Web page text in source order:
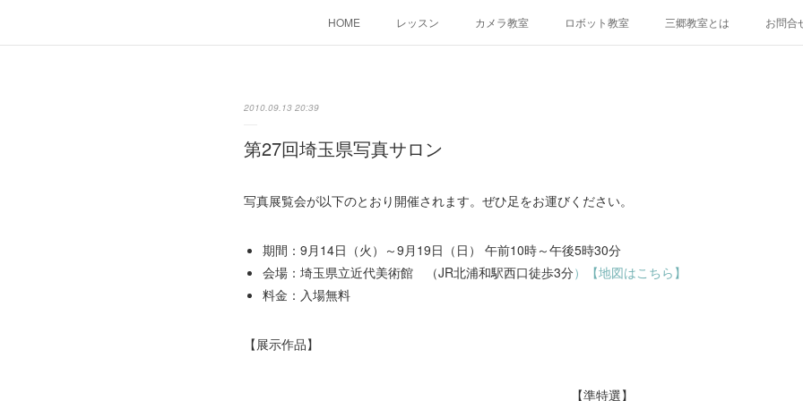
HOME レッスン カメラ教室 ロボット教室 三郷教室とは お問合
2010.09.13 20:39
第27回埼玉県写真サロン
写真展覧会が以下のとおり開催されます。ぜひ足をお運びください。
期間：9月14日（火）～9月19日（日） 午前10時～午後5時30分
会場：埼玉県立近代美術館 （JR北浦和駅西口徒歩3分）【地図はこちら】
料金：入場無料
【展示作品】
【準特選】